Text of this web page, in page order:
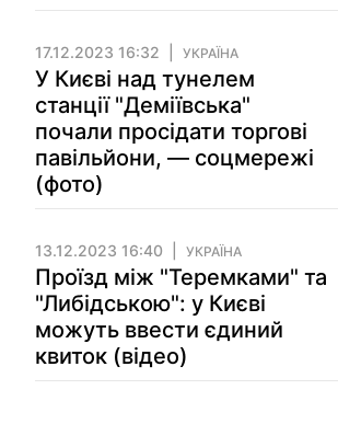
17.12.2023 16:32 УКРАЇНА
У Києві над тунелем
станції "Деміївська"
почали просідати торгові
павільйони, — соцмережі
(фото)
13.12.2023 16:40 УКРАЇНА
Проїзд між "Теремками" та
"Либідською": у Києві
можуть ввести єдиний
квиток (відео)